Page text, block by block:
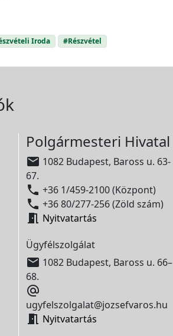
Iroda #Részvétel
Polgármesteri Hivatal
 1082 Budapest, Baross u. 63-
67.
 +36 1/459-2100 (Központ)
 +36 80/277-256 (Zöld szám)
 Nyitvatartás
Ügyfélszolgálat
 1082 Budapest, Baross u. 66–
68.

ugyfelszolgalat@jozsefvaros.hu
 Nyitvatartás